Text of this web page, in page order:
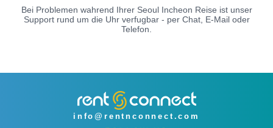
Bei Problemen wahrend Ihrer Seoul Incheon Reise ist unser
Support rund um die Uhr verfugbar - per Chat, E-Mail oder
Telefon.
info@rentnconnect.com